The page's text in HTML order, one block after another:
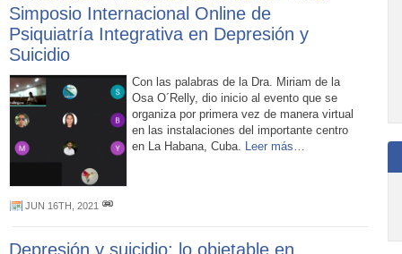
Simposio Internacional Online de
Psiquiatría Integrativa en Depresión y
Suicidio
Con las palabras de la Dra. Miriam de la
Osa O´Relly, dio inicio al evento que se
organiza por primera vez de manera virtual
en las instalaciones del importante centro
en La Habana, Cuba. Leer más…
JUN 16TH, 2021
Depresión y suicidio: lo objetable en